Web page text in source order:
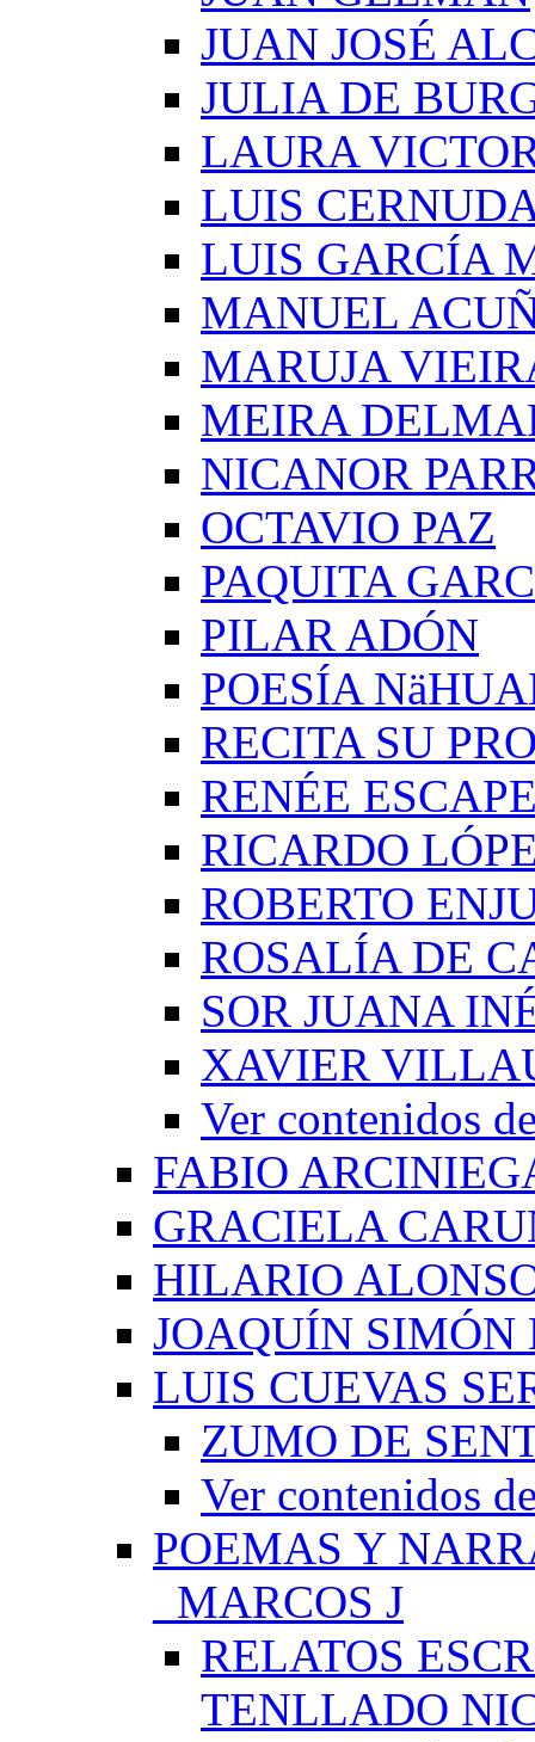
JUAN JOSÉ
JULIA DE
LAURA
LUIS
LUIS GARCÍA
MANUEL
MARUJA
MEIRA
NICANOR
OCTAVIO PAZ
PAQUITA
PILAR ADÓN
POESÍA
RECITA SU
RENÉE
RICARDO
ROBERTO
ROSALÍA DE
SOR JUANA
XAVIER
Ver contenidos
FABIO
GRACIELA
HILARIO
JOAQUÍN SIMÓN
LUIS CUEVAS
ZUMO DE
Ver contenidos
POEMAS Y
_MARCOS J
RELATOS
TENLLADO